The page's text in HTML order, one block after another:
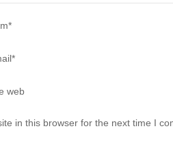
*
*
web
in this browser for the next time I